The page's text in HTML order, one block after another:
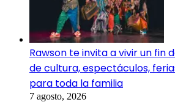
Rawson te invita a vivir un fin
de cultura, espectáculos,
para toda la familia
7 agosto, 2026